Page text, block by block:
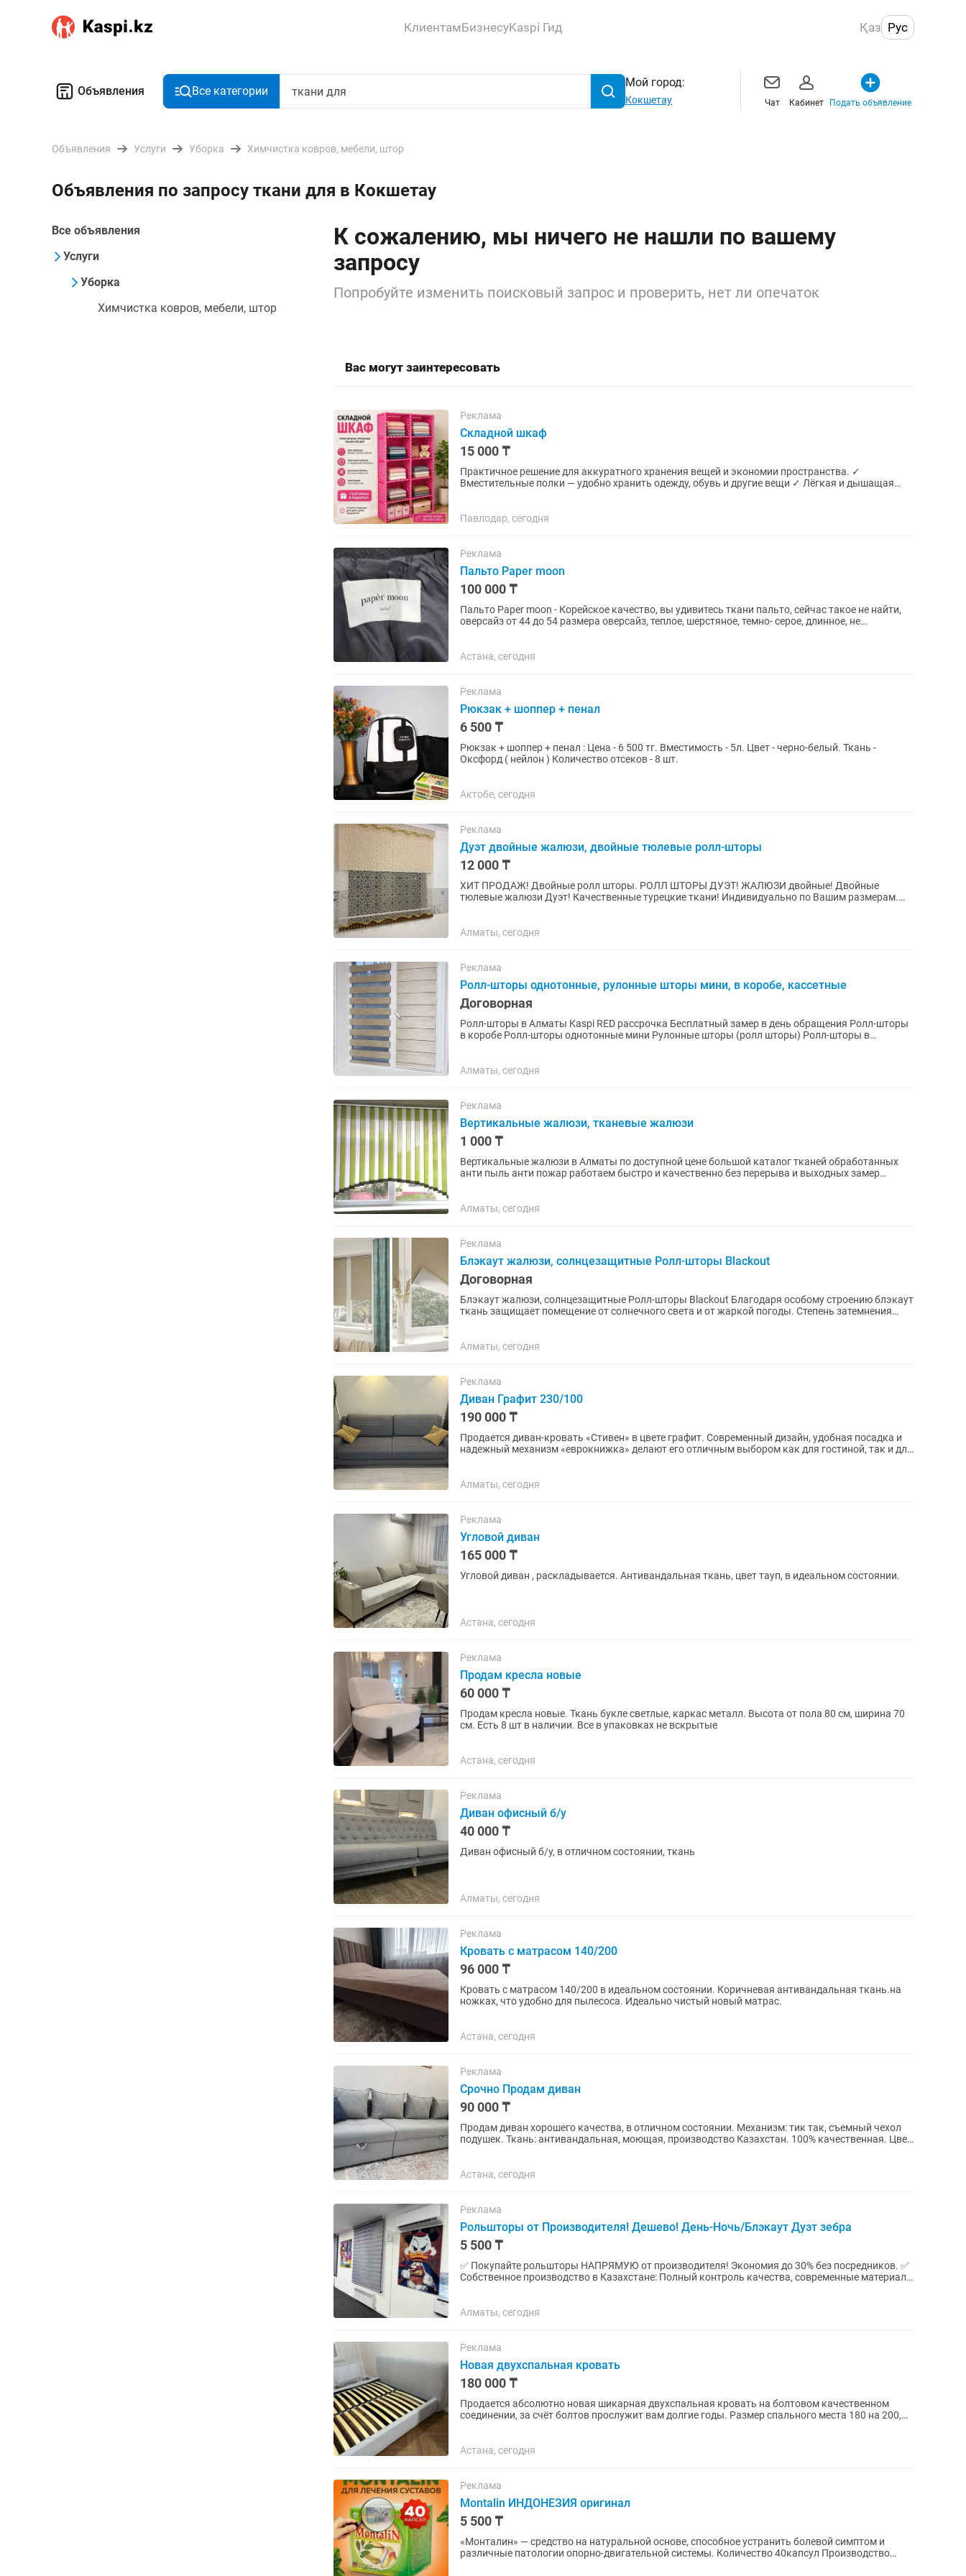
КлиентамБизнесуKaspi Гид Қаз Рус
Объявления Все категории
Мой город:
Кокшетау Чат Кабинет Подать объявление
Объявления Услуги Уборка Химчистка ковров, мебели, штор
Объявления по запросу ткани для в Кокшетау
Все объявления
Услуги
Уборка
Химчистка ковров, мебели, штор
К сожалению, мы ничего не нашли по вашему
запросу
Попробуйте изменить поисковый запрос и проверить, нет ли опечаток
Вас могут заинтересовать
Реклама
Складной шкаф
15 000 ₸
Практичное решение для аккуратного хранения вещей и экономии пространства. ✓
Вместительные полки — удобно хранить одежду, обувь и другие вещи ✓ Лёгкая и дышащая
Павлодар, сегодня
Реклама
Пальто Paper moon
100 000 ₸
Пальто Paper moon - Корейское качество, вы удивитесь ткани пальто, сейчас такое не найти,
оверсайз от 44 до 54 размера оверсайз, теплое, шерстяное, темно- серое, длинное, не
Астана, сегодня
Реклама
Рюкзак + шоппер + пенал
6 500 ₸
Рюкзак + шоппер + пенал : Цена - 6 500 тг. Вместимость - 5л. Цвет - черно-белый. Ткань -
Оксфорд ( нейлон ) Количество отсеков - 8 шт.
Актобе, сегодня
Реклама
Дуэт двойные жалюзи, двойные тюлевые ролл-шторы
12 000 ₸
ХИТ ПРОДАЖ! Двойные ролл шторы. РОЛЛ ШТОРЫ ДУЭТ! ЖАЛЮЗИ двойные! Двойные
тюлевые жалюзи Дуэт! Качественные турецкие ткани! Индивидуально по Вашим размерам.
Алматы, сегодня
Реклама
Ролл-шторы однотонные, рулонные шторы мини, в коробе, кассетные
Договорная
Ролл-шторы в Алматы Kaspi RED рассрочка Бесплатный замер в день обращения Ролл-шторы
в коробе Ролл-шторы однотонные мини Рулонные шторы (ролл шторы) Ролл-шторы в
Алматы, сегодня
Реклама
Вертикальные жалюзи, тканевые жалюзи
1 000 ₸
Вертикальные жалюзи в Алматы по доступной цене большой каталог тканей обработанных
анти пыль анти пожар работаем быстро и качественно без перерыва и выходных замер
Алматы, сегодня
Реклама
Блэкаут жалюзи, солнцезащитные Ролл-шторы Blackout
Договорная
Блэкаут жалюзи, солнцезащитные Ролл-шторы Blackout Благодаря особому строению блэкаут
ткань защищает помещение от солнечного света и от жаркой погоды. Степень затемнения
Алматы, сегодня
Реклама
Диван Графит 230/100
190 000 ₸
Продается диван-кровать «Стивен» в цвете графит. Современный дизайн, удобная посадка и
надежный механизм «еврокнижка» делают его отличным выбором как для гостиной, так и для
Алматы, сегодня
Реклама
Угловой диван
165 000 ₸
Угловой диван , раскладывается. Антивандальная ткань, цвет тауп, в идеальном состоянии.
Астана, сегодня
Реклама
Продам кресла новые
60 000 ₸
Продам кресла новые. Ткань букле светлые, каркас металл. Высота от пола 80 см, ширина 70
см. Есть 8 шт в наличии. Все в упаковках не вскрытые
Астана, сегодня
Реклама
Диван офисный б/у
40 000 ₸
Диван офисный б/у, в отличном состоянии, ткань
Алматы, сегодня
Реклама
Кровать с матрасом 140/200
96 000 ₸
Кровать с матрасом 140/200 в идеальном состоянии. Коричневая антивандальная ткань.на
ножках, что удобно для пылесоса. Идеально чистый новый матрас.
Астана, сегодня
Реклама
Срочно Продам диван
90 000 ₸
Продам диван хорошего качества, в отличном состоянии. Механизм: тик так, съемный чехол
подушек. Ткань: антивандальная, моющая, производство Казахстан. 100% качественная. Цвет:
Астана, сегодня
Реклама
Рольшторы от Производителя! Дешево! День-Ночь/Блэкаут Дуэт зебра
5 500 ₸
✅ Покупайте рольшторы НАПРЯМУЮ от производителя! Экономия до 30% без посредников. ✅
Собственное производство в Казахстане: Полный контроль качества, современные материалы
Алматы, сегодня
Реклама
Новая двухспальная кровать
180 000 ₸
Продается абсолютно новая шикарная двухспальная кровать на болтовом качественном
соединении, за счёт болтов прослужит вам долгие годы. Размер спального места 180 на 200,
Астана, сегодня
Реклама
Montalin ИНДОНЕЗИЯ оригинал
5 500 ₸
«Монталин» — средство на натуральной основе, способное устранить болевой симптом и
различные патологии опорно-двигательной системы. Количество 40капсул Производство